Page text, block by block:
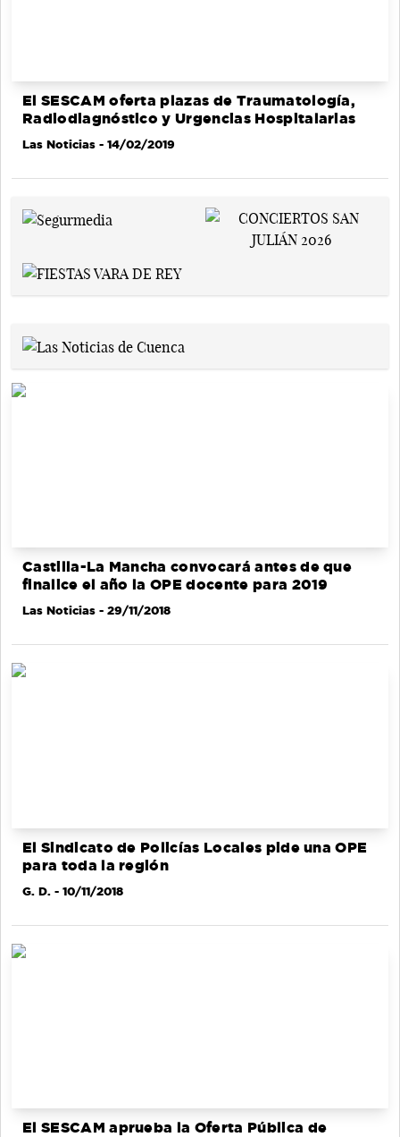
El SESCAM oferta plazas de Traumatología,
Radiodiagnóstico y Urgencias Hospitalarias
Las Noticias - 14/02/2019
Castilla-La Mancha convocará antes de que
finalice el año la OPE docente para 2019
Las Noticias - 29/11/2018
El Sindicato de Policías Locales pide una OPE
para toda la región
G. D. - 10/11/2018
El SESCAM aprueba la Oferta Pública de